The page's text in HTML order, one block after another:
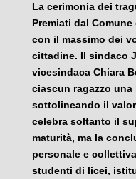
La cerimonia dei
Premiati dal
con il massimo dei
cittadine. Il sindaco
vicesindaca Chiara
ciascun ragazzo una
sottolineando il
celebra soltanto il
maturità, ma la
personale e
studenti di licei,